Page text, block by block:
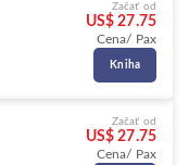
Začať od
US$ 27.75
Cena/ Pax
Kniha
Začať od
US$ 27.75
Cena/ Pax